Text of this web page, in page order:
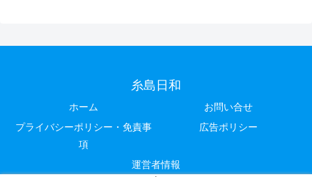
糸島日和
ホーム
お問い合せ
プライバシーポリシー・免責事
項
広告ポリシー
運営者情報